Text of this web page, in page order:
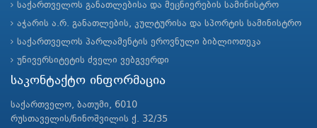
საქართველოს განათლებისა და მეცნიერების სამინისტრო
აჭარის ა.რ. განათლების, კულტურისა და სპორტის სამინისტრო
საქართველოს პარლამენტის ეროვნული ბიბლიოთეკა
უნივერსიტეტის ძველი ვებგვერდი
საკონტაქტო ინფორმაცია
საქართველო, ბათუმი, 6010
რუსთაველის/ნინოშვილის ქ. 32/35